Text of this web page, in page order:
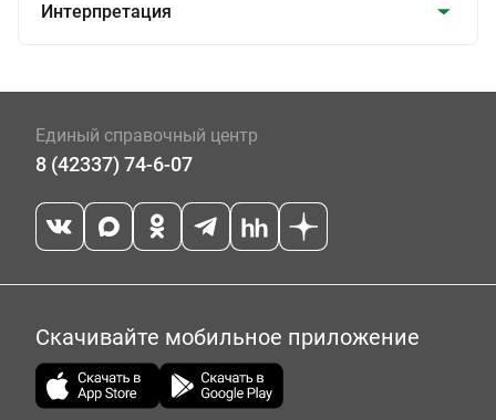
Интерпретация
Единый справочный центр
8 (42337) 74-6-07
Скачивайте мобильное приложение